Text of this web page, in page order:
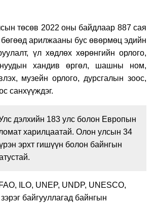
төсөв 2022 оны байдлаар 887 сая
арилжааны бус өвөрмөц эдийн
үл хөдлөх хөрөнгийн орлого,
хандив өргөл, шашны ном,
музейн орлого, дурсгалын зоос,
санхүүждэг.
дэлхийн 183 улс болон Европын
харилцаатай. Олон улсын 34
эрхт гишүүн болон байнгын
ILO, UNEP, UNDP, UNESCO,
байгууллагад байнгын